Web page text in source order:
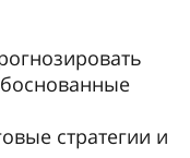
стратегии и